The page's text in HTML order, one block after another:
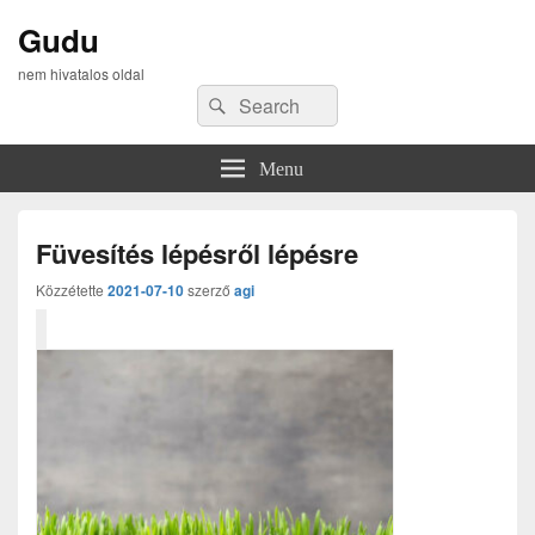
Gudu
nem hivatalos oldal
Search
for:
Search
Menu
Füvesítés lépésről lépésre
Közzétette 2021-07-10szerző agi